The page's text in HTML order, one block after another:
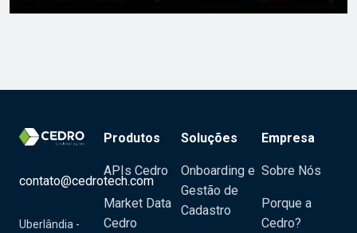
contato@cedrotech.com
Uberlândia -
Produtos
APIs Cedro
Market Data
Cedro
Soluções
Onboarding e
Gestão de
Cadastro
Empresa
Sobre Nós
Porque a
Cedro?